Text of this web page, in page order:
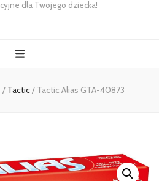
dla Twojego dziecka!
/ Tactic/ Tactic Alias GTA-40873